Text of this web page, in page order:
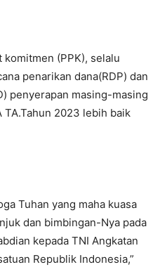
komitmen (PPK), selalu
penarikan dana(RDP) dan
penyerapan masing-masing
TA.Tahun 2023 lebih baik
Tuhan yang maha kuasa
dan bimbingan-Nya pada
kepada TNI Angkatan
Republik Indonesia,”